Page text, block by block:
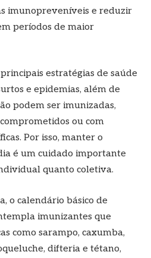
imunopreveníveis e reduzir
períodos de maior
estratégias de saúde
e epidemias, além de
podem ser imunizadas,
ou com
Por isso, manter o
é um cuidado importante
quanto coletiva.
o calendário básico de
imunizantes que
como sarampo, caxumba,
difteria e tétano,